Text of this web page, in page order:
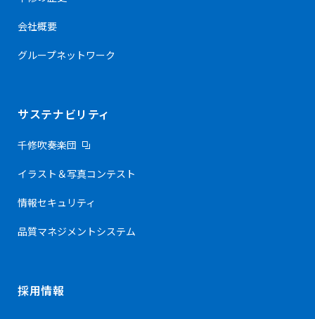
会社概要
グループネットワーク
サステナビリティ
千修吹奏楽団
イラスト＆写真コンテスト
情報セキュリティ
品質マネジメントシステム
採用情報